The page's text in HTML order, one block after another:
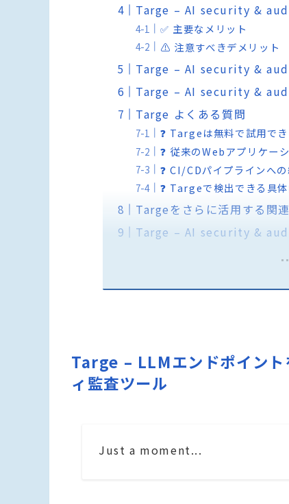
Targe – AI security &
✅ 主要なメリット
⚠️ 注意すべきデメリット
Targe – AI security &
Targe – AI security &
Targe よくある質問
❓ Targeは無料で試用で
❓ 従来のWebアプリケー
❓ CI/CDパイプラインへ
❓ Targeで検出できる具
Targeをさらに活用する関
Targe – AI security &
Targe – LLMエンドポイント
ィ監査ツール
Just a moment...